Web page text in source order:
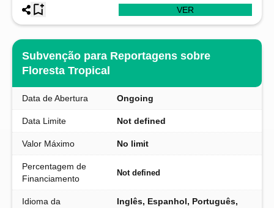
VER
Subvenção para Reportagens sobre
Floresta Tropical
Data de Abertura Ongoing
Data Limite Not defined
Valor Máximo No limit
Percentagem de
Financiamento
Not defined
Idioma da
Inglês, Espanhol, Português,